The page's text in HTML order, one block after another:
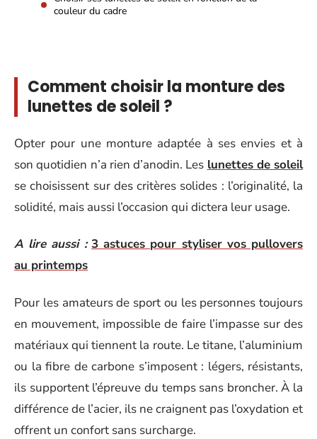
couleur du cadre
Comment choisir la monture des
lunettes de soleil ?
Opter pour une monture adaptée à ses envies et à
son quotidien n’a rien d’anodin. Les lunettes de soleil
se choisissent sur des critères solides : l’originalité, la
solidité, mais aussi l’occasion qui dictera leur usage.
A lire aussi : 3 astuces pour styliser vos pullovers
au printemps
Pour les amateurs de sport ou les personnes toujours
en mouvement, impossible de faire l’impasse sur des
matériaux qui tiennent la route. Le titane, l’aluminium
ou la fibre de carbone s’imposent : légers, résistants,
ils supportent l’épreuve du temps sans broncher. À la
différence de l’acier, ils ne craignent pas l’oxydation et
offrent un confort sans surcharge.